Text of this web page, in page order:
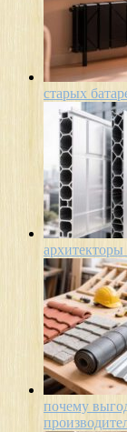
старых
почему